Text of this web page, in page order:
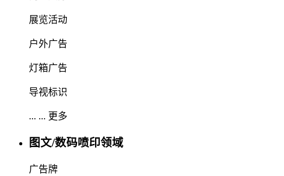
此外，SIGN CHINA 旗下 “专精特新” 展会官方商城 —— 多优品
展品范围
喷绘写真设备及墨水
数码印花设备及耗材
户内外数码打印材料